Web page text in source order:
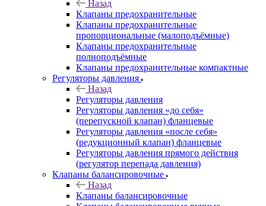
Назад
Клапаны предохранительные
Клапаны предохранительные
пропорциональные (малоподъёмные)
Клапаны предохранительные
полноподъёмные
Клапаны предохранительные компактные
Регуляторы давления
Назад
Регуляторы давления
Регуляторы давления «до себя»
(перепускной клапан) фланцевые
Регуляторы давления «после себя»
(редукционный клапан) фланцевые
Регуляторы давления прямого действия
(регулятор перепада давления)
Клапаны балансировочные
Назад
Клапаны балансировочные